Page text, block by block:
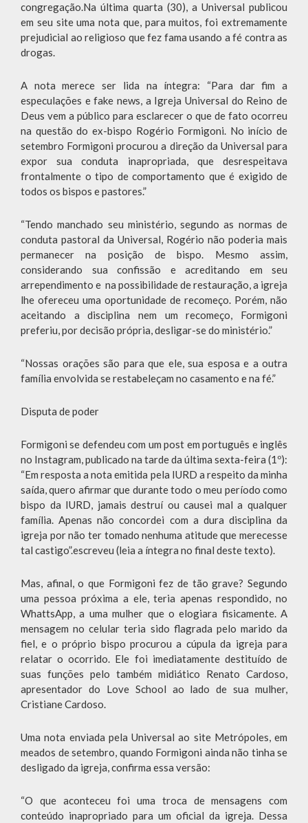
congregação.Na última quarta (30), a Universal publicou
em seu site uma nota que, para muitos, foi extremamente
prejudicial ao religioso que fez fama usando a fé contra as
drogas.
A nota merece ser lida na íntegra: “Para dar fim a
especulações e fake news, a Igreja Universal do Reino de
Deus vem a público para esclarecer o que de fato ocorreu
na questão do ex-bispo Rogério Formigoni. No início de
setembro Formigoni procurou a direção da Universal para
expor sua conduta inapropriada, que desrespeitava
frontalmente o tipo de comportamento que é exigido de
todos os bispos e pastores.”
“Tendo manchado seu ministério, segundo as normas de
conduta pastoral da Universal, Rogério não poderia mais
permanecer na posição de bispo. Mesmo assim,
considerando sua confissão e acreditando em seu
arrependimento e na possibilidade de restauração, a igreja
lhe ofereceu uma oportunidade de recomeço. Porém, não
aceitando a disciplina nem um recomeço, Formigoni
preferiu, por decisão própria, desligar-se do ministério.”
“Nossas orações são para que ele, sua esposa e a outra
família envolvida se restabeleçam no casamento e na fé.”
Disputa de poder
Formigoni se defendeu com um post em português e inglês
no Instagram, publicado na tarde da última sexta-feira (1º):
“Em resposta a nota emitida pela IURD a respeito da minha
saída, quero afirmar que durante todo o meu período como
bispo da IURD, jamais destruí ou causei mal a qualquer
família. Apenas não concordei com a dura disciplina da
igreja por não ter tomado nenhuma atitude que merecesse
tal castigo”.escreveu (leia a íntegra no final deste texto).
Mas, afinal, o que Formigoni fez de tão grave? Segundo
uma pessoa próxima a ele, teria apenas respondido, no
WhattsApp, a uma mulher que o elogiara fisicamente. A
mensagem no celular teria sido flagrada pelo marido da
fiel, e o próprio bispo procurou a cúpula da igreja para
relatar o ocorrido. Ele foi imediatamente destituído de
suas funções pelo também midiático Renato Cardoso,
apresentador do Love School ao lado de sua mulher,
Cristiane Cardoso.
Uma nota enviada pela Universal ao site Metrópoles, em
meados de setembro, quando Formigoni ainda não tinha se
desligado da igreja, confirma essa versão:
“O que aconteceu foi uma troca de mensagens com
conteúdo inapropriado para um oficial da igreja. Dessa